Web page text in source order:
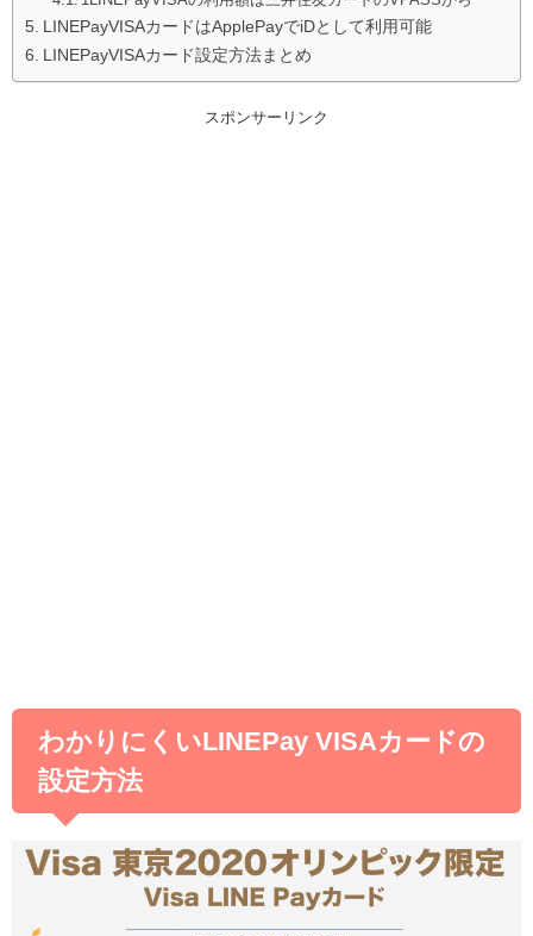
LINEPayVISAカードはApplePayでiDとして利用可能
LINEPayVISAカード設定方法まとめ
スポンサーリンク
わかりにくいLINEPay VISAカードの
設定方法